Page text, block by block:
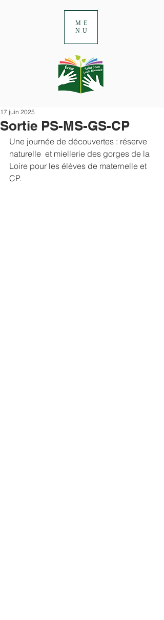
ME
NU
Sortie PS-MS-GS-CP
17 juin 2025
Une journée de découvertes : réserve
naturelle  et miellerie des gorges de la
Loire pour les élèves de maternelle et
CP.